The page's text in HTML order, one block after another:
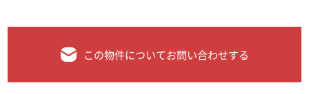
この物件についてお問い合わせする